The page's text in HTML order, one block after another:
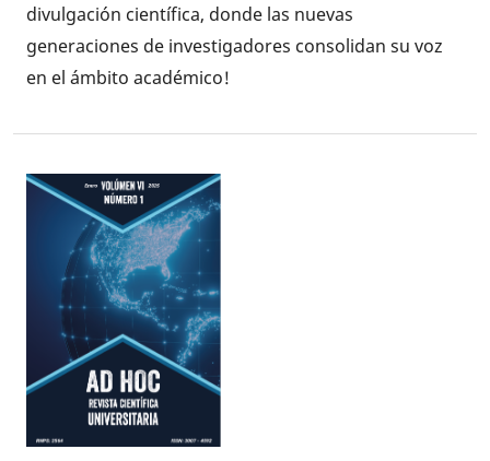
divulgación científica, donde las nuevas
generaciones de investigadores consolidan su voz
en el ámbito académico!